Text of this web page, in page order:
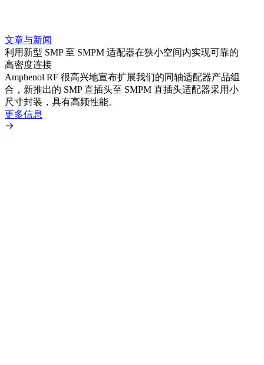
文章与新闻
利用新型 SMP 至 SMPM 适配器在狭小空间内实现可靠的
高密度连接
Amphenol RF 很高兴地宣布扩展我们的同轴适配器产品组
合，新推出的 SMP 直插头至 SMPM 直插头适配器采用小
尺寸封装，具有高频性能。
更多信息